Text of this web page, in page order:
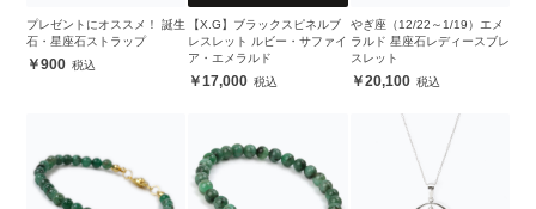
プレゼントにオススメ！ 誕生
石・星座石ストラップ
900
【X.G】ブラックスピネルブ
レスレット ルビー・サファイ
ア・エメラルド
17,000
やぎ座（12/22～1/19）エメ
ラルド 星座石レディースブレ
スレット
20,100